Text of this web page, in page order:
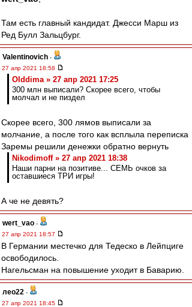
Там есть главный кандидат. Джесси Марш из
Ред Булл Зальцбург.
Valentinovich -
27 апр 2021 18:58
Olddima » 27 апр 2021 17:25
300 млн выписали? Скорее всего, чтобы
молчал и не пиздел
Скорее всего, 300 лямов выписали за
молчание, а после того как всплыла переписка
Заремы решили денежки обратно вернуть
Nikodimoff » 27 апр 2021 18:38
Наши парни на позитиве... СЕМЬ очков за
оставшиеся ТРИ игры!
А че не девять?
wert_vao -
27 апр 2021 18:57
В Германии местечко для Тедеско в Лейпциге
освободилось.
Нагельсман на повышение уходит в Баварию.
лео22 -
27 апр 2021 18:45